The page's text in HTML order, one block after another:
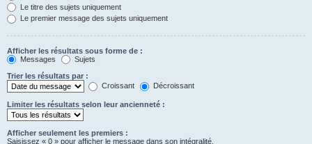
Le titre des sujets uniquement
Le premier message des sujets uniquement
Afficher les résultats sous forme de :
Messages
Sujets
Trier les résultats par :
Croissant
Décroissant
Limiter les résultats selon leur ancienneté :
Afficher seulement les premiers :
Saisissez « 0 » pour afficher le message dans son intégralité.